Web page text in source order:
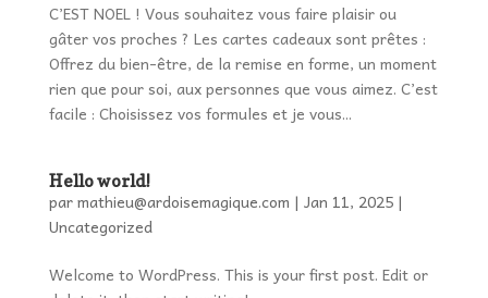
C’EST NOEL ! Vous souhaitez vous faire plaisir ou
gâter vos proches ? Les cartes cadeaux sont prêtes :
Offrez du bien-être, de la remise en forme, un moment
rien que pour soi, aux personnes que vous aimez. C’est
facile : Choisissez vos formules et je vous...
Hello world!
parmathieu@ardoisemagique.com | Jan 11, 2025|
Uncategorized
Welcome to WordPress. This is your first post. Edit or